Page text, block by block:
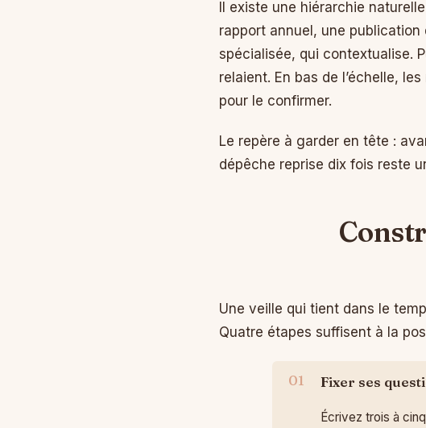
Il existe une hiérarchie
rapport annuel, une
spécialisée, qui contextualise.
relaient. En bas de l’échelle,
pour le confirmer.
Le repère à garder en tête :
dépêche reprise dix fois reste
Une veille qui tient dans le
Quatre étapes suffisent à la
Fixer ses
Écrivez trois à